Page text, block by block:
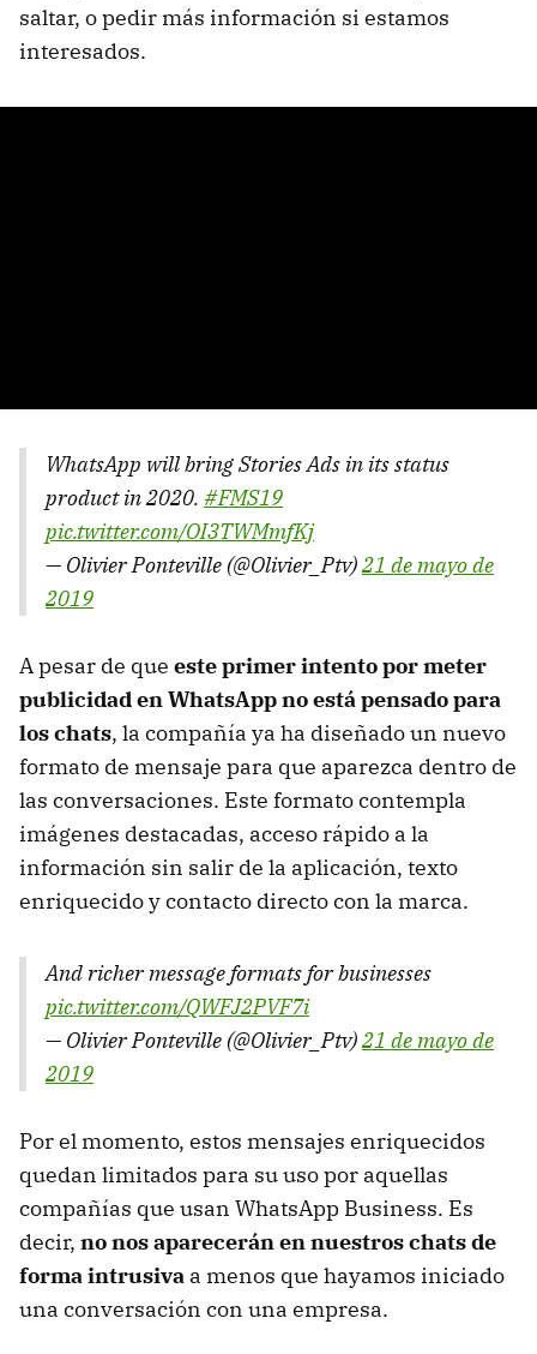
saltar, o pedir más información si estamos
interesados.
WhatsApp will bring Stories Ads in its status
product in 2020. #FMS19
pic.twitter.com/OI3TWMmfKj
— Olivier Ponteville (@Olivier_Ptv)21 de mayo de
2019
A pesar de que este primer intento por meter
publicidad en WhatsApp no está pensado para
los chats, la compañía ya ha diseñado un nuevo
formato de mensaje para que aparezca dentro de
las conversaciones. Este formato contempla
imágenes destacadas, acceso rápido a la
información sin salir de la aplicación, texto
enriquecido y contacto directo con la marca.
And richer message formats for businesses
pic.twitter.com/QWFJ2PVF7i
— Olivier Ponteville (@Olivier_Ptv)21 de mayo de
2019
Por el momento, estos mensajes enriquecidos
quedan limitados para su uso por aquellas
compañías que usan WhatsApp Business. Es
decir, no nos aparecerán en nuestros chats de
forma intrusiva a menos que hayamos iniciado
una conversación con una empresa.